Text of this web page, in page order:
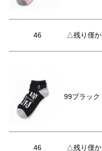
46 △残り僅か
99ブラック
46 △残り僅か